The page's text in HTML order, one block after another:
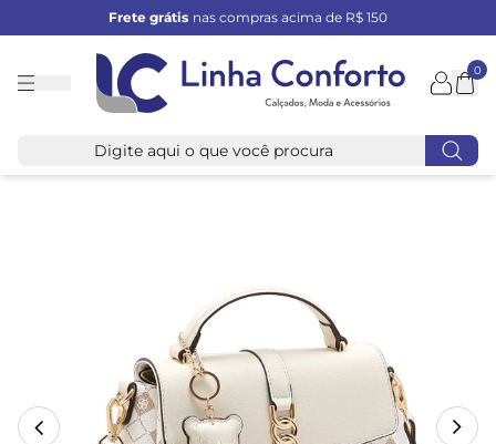
Frete grátis nas compras acima de R$ 150
Linha
0